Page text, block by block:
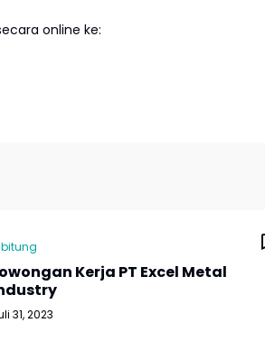
online ke:
Kerja PT Excel Metal
31, 2023